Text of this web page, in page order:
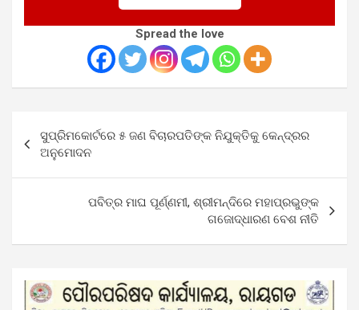
Spread the love
navigation
ସୁପ୍ରିମକୋର୍ଟରେ ୫ ଜଣ ବିଚାରପତିଙ୍କ ନିଯୁକ୍ତିକୁ କେନ୍ଦ୍ରର
ଅନୁମୋଦନ
ପବିତ୍ର ମାଘ ପୂର୍ଣ୍ଣମୀ, ଶ୍ରୀମନ୍ଦିରେ ମହାପ୍ରଭୁଙ୍କ
ଗଜୋଦ୍ଧାରଣ ବେଶ ନୀତି